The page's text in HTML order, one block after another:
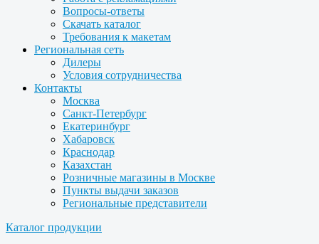
Вопросы-ответы
Скачать каталог
Требования к макетам
Региональная сеть
Дилеры
Условия сотрудничества
Контакты
Москва
Санкт-Петербург
Екатеринбург
Хабаровск
Краснодар
Казахстан
Розничные магазины в Москве
Пункты выдачи заказов
Региональные представители
Каталог продукции